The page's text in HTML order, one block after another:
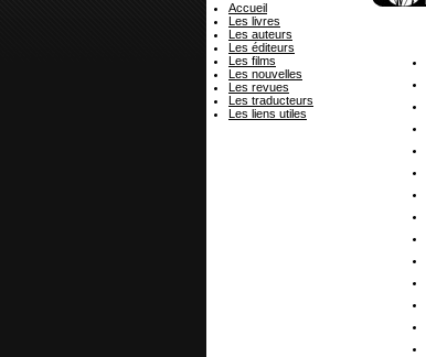
Accueil
Les livres
Les auteurs
Les éditeurs
Les films
Les nouvelles
Les revues
Les traducteurs
Les liens utiles